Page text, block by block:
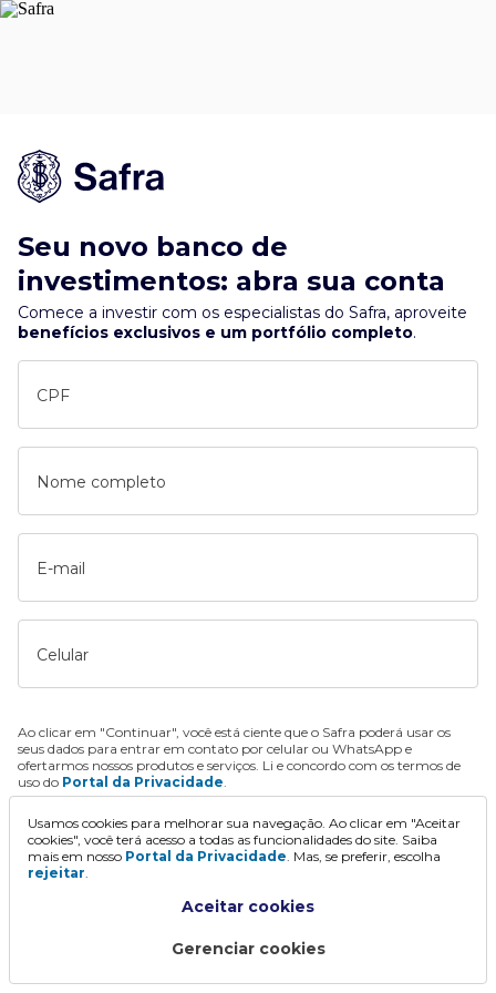
Seu novo banco de
investimentos: abra sua conta
Comece a investir com os especialistas do Safra, aproveite
benefícios exclusivos e um portfólio completo.
CPF
Nome completo
E-mail
Celular
Ao clicar em "Continuar", você está ciente que o Safra poderá usar os
seus dados para entrar em contato por celular ou WhatsApp e
ofertarmos nossos produtos e serviços. Li e concordo com os termos de
uso do Portal da Privacidade.
Continuar
Usamos cookies para melhorar sua navegação. Ao clicar em "Aceitar
cookies", você terá acesso a todas as funcionalidades do site. Saiba
mais em nosso Portal da Privacidade. Mas, se preferir, escolha
rejeitar.
Aceitar cookies
Gerenciar cookies